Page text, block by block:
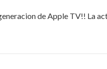
de Apple TV!! La